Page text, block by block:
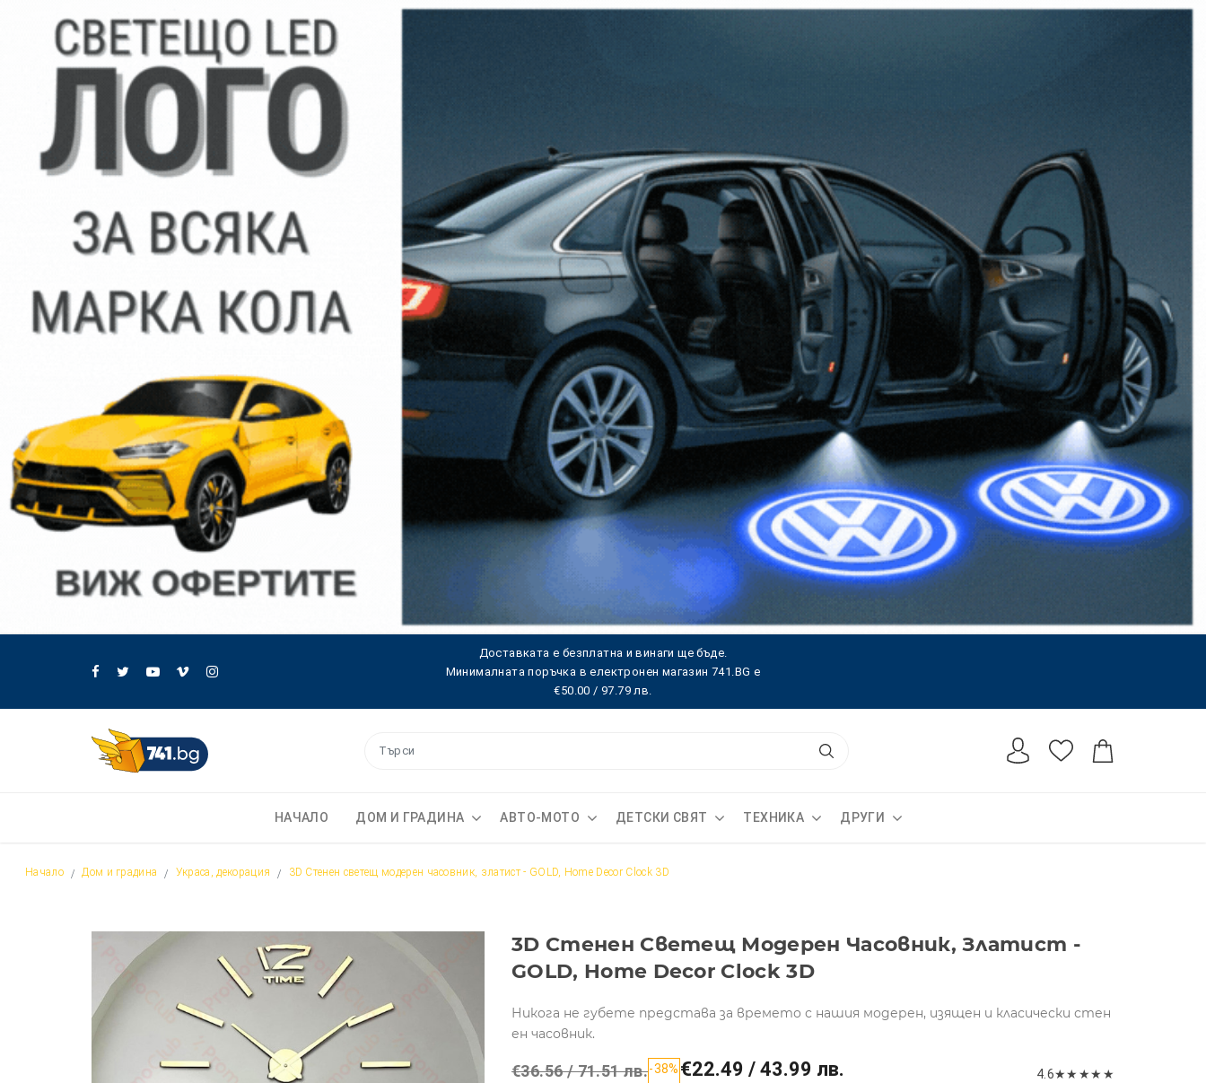
Доставката е безплатна и винаги ще бъде.
Минималната поръчка в електронен магазин 741.BG е
€50.00 / 97.79 лв.
НАЧАЛО ДОМ И ГРАДИНА АВТО-МОТО ДЕТСКИ СВЯТ ТЕХНИКА ДРУГИ
Начало Дом и градина Украса, декорация 3D Стенен светещ модерен часовник, златист - GOLD, Home Decor Clock 3D
3D Стенен Светещ Модерен Часовник, Златист -
GOLD, Home Decor Clock 3D
Никога не губете представа за времето с нашия модерен, изящен и класически стен
ен часовник.
€36.56 / 71.51 лв.-38% €22.49 / 43.99 лв. 4.6★★ ★★ ★